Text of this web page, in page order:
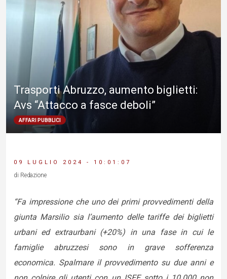
Trasporti Abruzzo, aumento biglietti:
Avs “Attacco a fasce deboli”
AFFARI PUBBLICI
09 LUGLIO 2024 - 10:01:07
di Redazione
“Fa impressione che uno dei primi provvedimenti della
giunta Marsilio sia l’aumento delle tariffe dei biglietti
urbani ed extraurbani (+20%) in una fase in cui le
famiglie abruzzesi sono in grave sofferenza
economica. Spalmare il provvedimento su due anni e